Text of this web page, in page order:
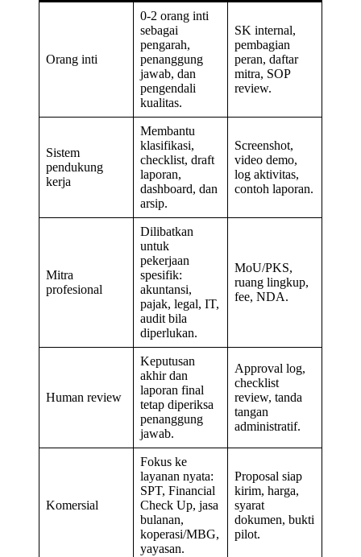
Orang inti
0-2 orang inti
sebagai
pengarah,
penanggung
jawab, dan
pengendali
kualitas.
SK internal,
pembagian
peran, daftar
mitra, SOP
review.
Sistem
pendukung
kerja
Membantu
klasifikasi,
checklist, draft
laporan,
dashboard, dan
arsip.
Screenshot,
video demo,
log aktivitas,
contoh laporan.
Mitra
profesional
Dilibatkan
untuk
pekerjaan
spesifik:
akuntansi,
pajak, legal, IT,
audit bila
diperlukan.
MoU/PKS,
ruang lingkup,
fee, NDA.
Human review
Keputusan
akhir dan
laporan final
tetap diperiksa
penanggung
jawab.
Approval log,
checklist
review, tanda
tangan
administratif.
Komersial
Fokus ke
layanan nyata:
SPT, Financial
Check Up, jasa
bulanan,
koperasi/MBG,
yayasan.
Proposal siap
kirim, harga,
syarat
dokumen, bukti
pilot.